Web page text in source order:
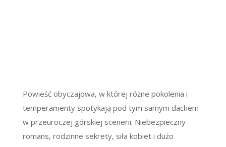
Powieść obyczajowa, w której różne pokolenia i
temperamenty spotykają pod tym samym dachem
w przeuroczej górskiej scenerii. Niebezpieczny
romans, rodzinne sekrety, siła kobiet i dużo